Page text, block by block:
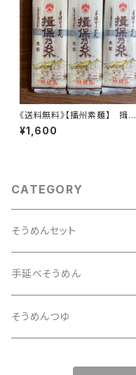
《送料無料》【播州素麺】 揖保
乃糸 特級品 300g×3袋 黒
帯 特級
¥1,600
CATEGORY
そうめんセット
旅するそうめんセット
手延べそうめん
そうめんつゆ